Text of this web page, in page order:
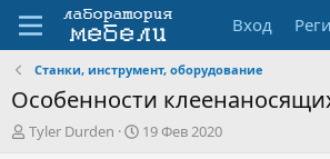
Вход
Станки, инструмент, оборудование
Особенности
А
Tyler Durden
Д
19 Фев 2020